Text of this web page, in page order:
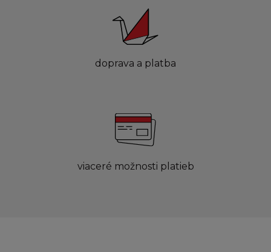
doprava a platba
viaceré možnosti platieb